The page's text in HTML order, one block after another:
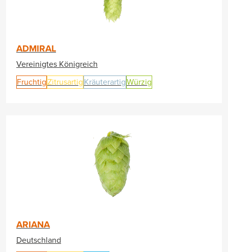
ADMIRAL
Vereinigtes Königreich
FruchtigZitrusartig KräuterartigWürzig
ARIANA
Deutschland